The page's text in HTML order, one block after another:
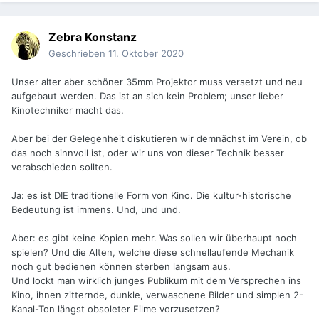
Zebra Konstanz
Geschrieben 11. Oktober 2020
Unser alter aber schöner 35mm Projektor muss versetzt und neu
aufgebaut werden. Das ist an sich kein Problem; unser lieber
Kinotechniker macht das.
Aber bei der Gelegenheit diskutieren wir demnächst im Verein, ob
das noch sinnvoll ist, oder wir uns von dieser Technik besser
verabschieden sollten.
Ja: es ist DIE traditionelle Form von Kino. Die kultur-historische
Bedeutung ist immens. Und, und und.
Aber: es gibt keine Kopien mehr. Was sollen wir überhaupt noch
spielen? Und die Alten, welche diese schnellaufende Mechanik
noch gut bedienen können sterben langsam aus.
Und lockt man wirklich junges Publikum mit dem Versprechen ins
Kino, ihnen zitternde, dunkle, verwaschene Bilder und simplen 2-
Kanal-Ton längst obsoleter Filme vorzusetzen?